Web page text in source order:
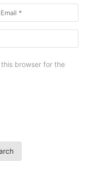
browser for the